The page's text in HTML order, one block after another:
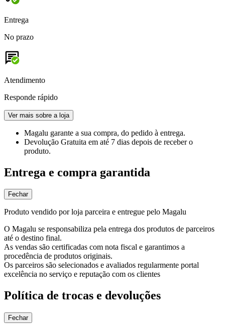
Entrega
No prazo
Atendimento
Responde rápido
Ver mais sobre a loja
Magalu garante a sua compra, do pedido à entrega.
Devolução Gratuita em até 7 dias depois de receber o
produto.
Entrega e compra garantida
Fechar
Produto vendido por loja parceira e entregue pelo Magalu
O Magalu se responsabiliza pela entrega dos produtos de parceiros
até o destino final.
As vendas são certificadas com nota fiscal e garantimos a
procedência de produtos originais.
Os parceiros são selecionados e avaliados regularmente portal
excelência no serviço e reputação com os clientes
Política de trocas e devoluções
Fechar